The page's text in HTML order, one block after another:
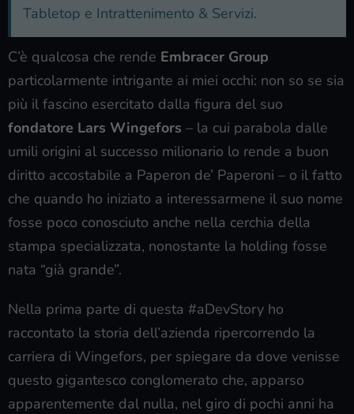
Tabletop e Intrattenimento & Servizi.
C’è qualcosa che rende Embracer Group
particolarmente intrigante ai miei occhi: non so se sia
più il fascino esercitato dalla figura del suo
fondatore Lars Wingefors – la cui parabola dalle
umili origini al successo milionario lo rende a buon
diritto accostabile a Paperon de’ Paperoni – o il fatto
che quando ho iniziato a interessarmene il suo nome
fosse poco conosciuto anche nella cerchia della
stampa specializzata, nonostante la holding fosse
nata “già grande”.
Nella prima parte di questa #aDevStory ho
raccontato la storia dell’azienda ripercorrendo la
carriera di Wingefors, per spiegare da dove venisse
questo gigantesco conglomerato che, apparso
apparentemente dal nulla, nel giro di pochi anni ha